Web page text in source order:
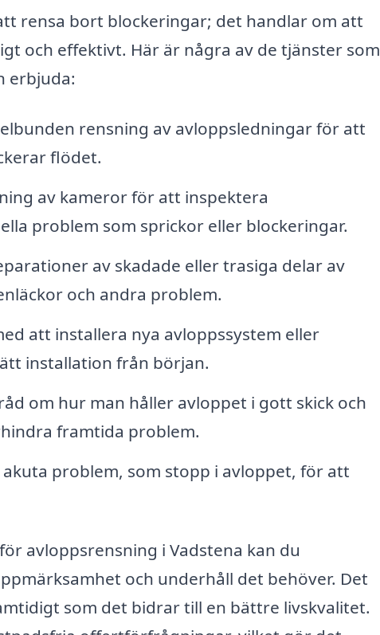
rensa bort blockeringar; det handlar om att
och effektivt. Här är några av de tjänster som
erbjuda:
rensning av avloppsledningar för att
flödet.
av kameror för att inspektera
problem som sprickor eller blockeringar.
av skadade eller trasiga delar av
och andra problem.
att installera nya avloppssystem eller
installation från början.
om hur man håller avloppet i gott skick och
framtida problem.
akuta problem, som stopp i avloppet, för att
avloppsrensning i Vadstena kan du
och underhåll det behöver. Det
som det bidrar till en bättre livskvalitet.